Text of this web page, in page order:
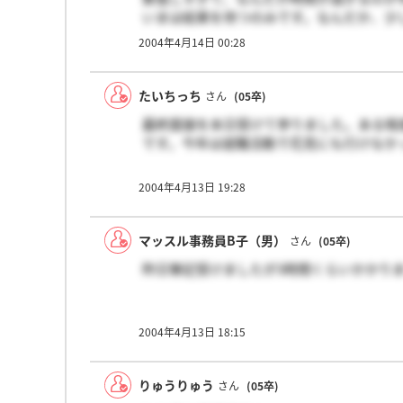
いまは結果を待つのみです。なんだか、
2004年4月14日 00:28
たいちっち さん (05卒)
最終面接を本日受けて参りました。ある
です。今年は就職活動で花見にも行けな
2004年4月13日 19:28
マッスル事務員B子（男） さん (05卒)
昨日筆記受けましたが3時間くらいかかり
2004年4月13日 18:15
りゅうりゅう さん (05卒)